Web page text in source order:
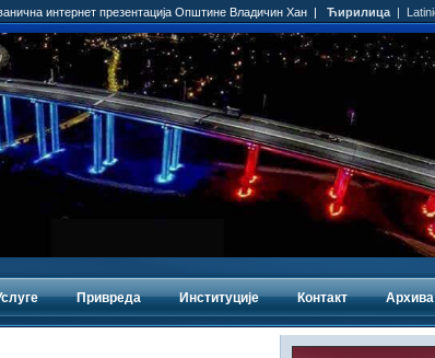
интернет презентација Општине Владичин Хан | Ћирилица |
Привреда Институције Контакт Архива